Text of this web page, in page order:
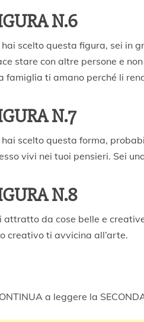
N.6
hai scelto questa figura, sei in
stare con altre persone e
famiglia ti amano perché li
N.7
hai scelto questa forma,
vivi nei tuoi pensieri. Sei
N.8
attratto da cose belle e
creativo ti avvicina all’arte.
a leggere la